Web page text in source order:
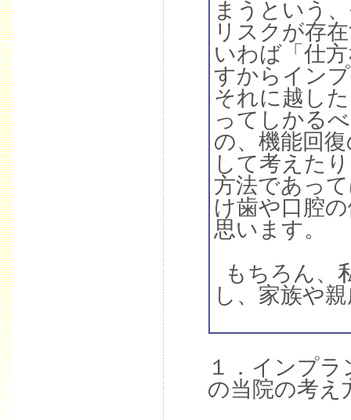
まうという
リスクが存
いわば「仕
すからイン
それに越し
ってしかる
の、機能回
して考えた
方法であっ
け歯や口腔
思います。
もちろん、
し、家族や
１．インプ
の当院の考え